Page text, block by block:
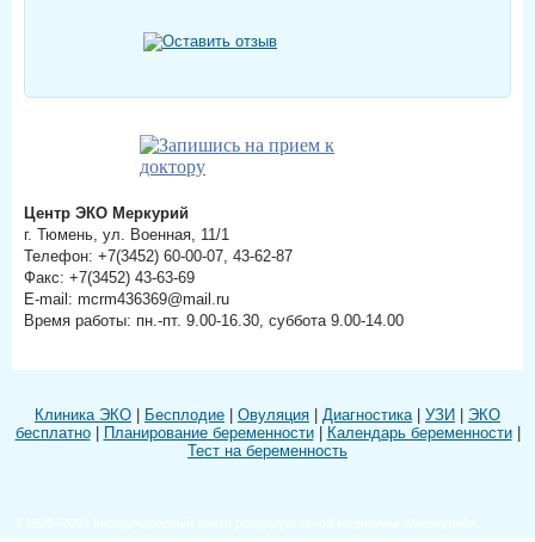
Центр ЭКО Меркурий
г. Тюмень, ул. Военная, 11/1
Телефон: +7(3452) 60-00-07, 43-62-87
Факс: +7(3452) 43-63-69
E-mail: mcrm436369@mail.ru
Время работы: пн.-пт. 9.00-16.30, суббота 9.00-14.00
Клиника ЭКО | Бесплодие | Овуляция | Диагностика | УЗИ | ЭКО
бесплатно| Планирование беременности| Календарь беременности|
Тест на беременность